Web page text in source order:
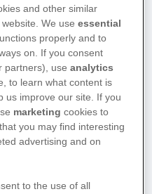
Service anmelden
zur
bereits gegeben
den Wortlaut der
(E-
and other similar
website. We useessential
properly and to
on. If you consent
partners), useanalytics
to learn what content is
us improve our site. If you
marketing cookies to
you may find interesting
advertising and on
to the use of all